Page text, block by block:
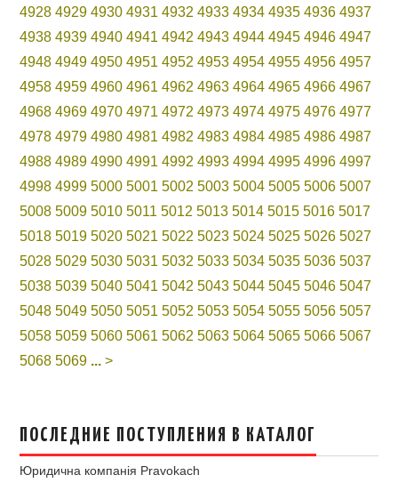
4928 4929 4930 4931 4932 4933 4934 4935 4936 4937
4938 4939 4940 4941 4942 4943 4944 4945 4946 4947
4948 4949 4950 4951 4952 4953 4954 4955 4956 4957
4958 4959 4960 4961 4962 4963 4964 4965 4966 4967
4968 4969 4970 4971 4972 4973 4974 4975 4976 4977
4978 4979 4980 4981 4982 4983 4984 4985 4986 4987
4988 4989 4990 4991 4992 4993 4994 4995 4996 4997
4998 4999 5000 5001 5002 5003 5004 5005 5006 5007
5008 5009 5010 5011 5012 5013 5014 5015 5016 5017
5018 5019 5020 5021 5022 5023 5024 5025 5026 5027
5028 5029 5030 5031 5032 5033 5034 5035 5036 5037
5038 5039 5040 5041 5042 5043 5044 5045 5046 5047
5048 5049 5050 5051 5052 5053 5054 5055 5056 5057
5058 5059 5060 5061 5062 5063 5064 5065 5066 5067
5068 5069 ... >
ПОСЛЕДНИЕ ПОСТУПЛЕНИЯ В КАТАЛОГ
Юридична компанія Pravokach